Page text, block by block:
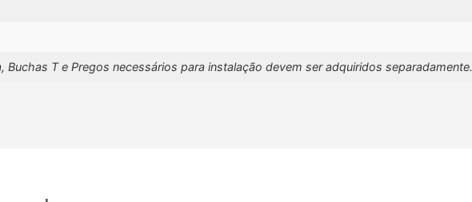
Buchas T e Pregos necessários para instalação devem ser adquiridos separadamente.